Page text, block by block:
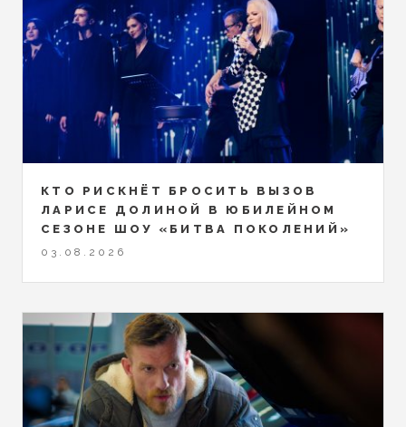
КТО РИСКНЁТ БРОСИТЬ ВЫЗОВ
ЛАРИСЕ ДОЛИНОЙ В ЮБИЛЕЙНОМ
СЕЗОНЕ ШОУ «БИТВА ПОКОЛЕНИЙ»
03.08.2026